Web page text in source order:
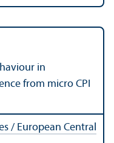
in
from micro CPI
/ European Central